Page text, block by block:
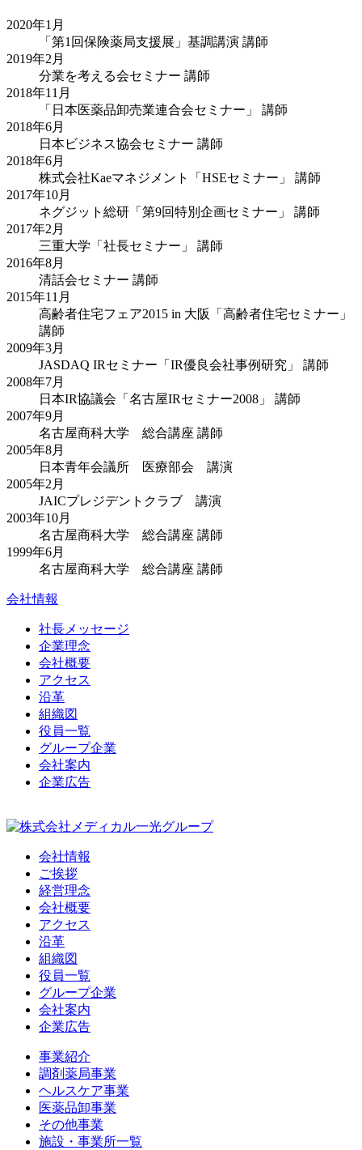
2020年1月
「第1回保険薬局支援展」基調講演 講師
2019年2月
分業を考える会セミナー 講師
2018年11月
「日本医薬品卸売業連合会セミナー」 講師
2018年6月
日本ビジネス協会セミナー 講師
2018年6月
株式会社Kaeマネジメント「HSEセミナー」 講師
2017年10月
ネグジット総研「第9回特別企画セミナー」 講師
2017年2月
三重大学「社長セミナー」 講師
2016年8月
清話会セミナー 講師
2015年11月
高齢者住宅フェア2015 in 大阪「高齢者住宅セミナー」
講師
2009年3月
JASDAQ IRセミナー「IR優良会社事例研究」 講師
2008年7月
日本IR協議会「名古屋IRセミナー2008」 講師
2007年9月
名古屋商科大学 総合講座 講師
2005年8月
日本青年会議所 医療部会 講演
2005年2月
JAICプレジデントクラブ 講演
2003年10月
名古屋商科大学 総合講座 講師
1999年6月
名古屋商科大学 総合講座 講師
会社情報
社長メッセージ
企業理念
会社概要
アクセス
沿革
組織図
役員一覧
グループ企業
会社案内
企業広告
会社情報
ご挨拶
経営理念
会社概要
アクセス
沿革
組織図
役員一覧
グループ企業
会社案内
企業広告
事業紹介
調剤薬局事業
ヘルスケア事業
医薬品卸事業
その他事業
施設・事業所一覧